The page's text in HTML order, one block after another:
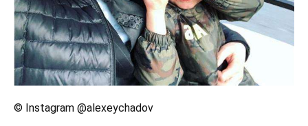
© Instagram @alexeychadov